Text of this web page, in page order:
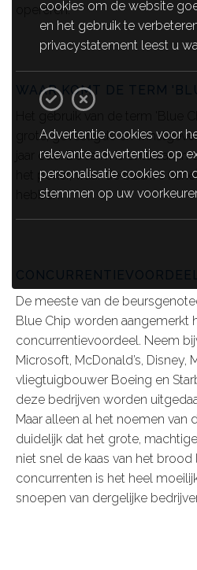
opereren.
WAAR KOMT DE TERM
Het gebruik van de term 'Blue
grote, gevestigde en
jaar oud. De term is ontstaan in
het poker, waar de blauwe
hebben.
De meeste van de
Blue Chip worden aangemerkt
concurrentievoordeel. Neem
Microsoft, McDonald’s, Disney,
vliegtuigbouwer Boeing en
deze bedrijven worden
Maar alleen al het noemen van
duidelijk dat het grote,
niet snel de kaas van het brood
concurrenten is het heel
snoepen van dergelijke
cookies om de website
en het gebruik te
privacystatement leest u
Advertentie cookies voor
relevante advertenties op
personalisatie cookies om
stemmen op uw